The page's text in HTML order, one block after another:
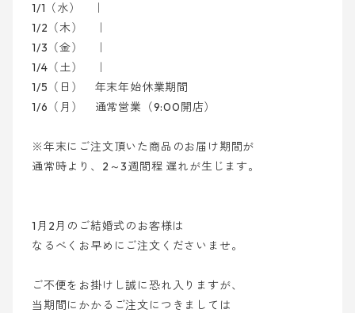
1/1（水） ｜
1/2（木） ｜
1/3（金） ｜
1/4（土） ｜
1/5（日） 年末年始休業期間
1/6（月） 通常営業（9:00開店）
※年末にご注文頂いた商品のお届け期間が
通常時より、2～3週間程 遅れが生じます。
1月2月のご結婚式のお客様は
なるべくお早めにご注文くださいませ。
ご不便をお掛けし誠に恐れ入りますが、
当期間にかかるご注文につきましては